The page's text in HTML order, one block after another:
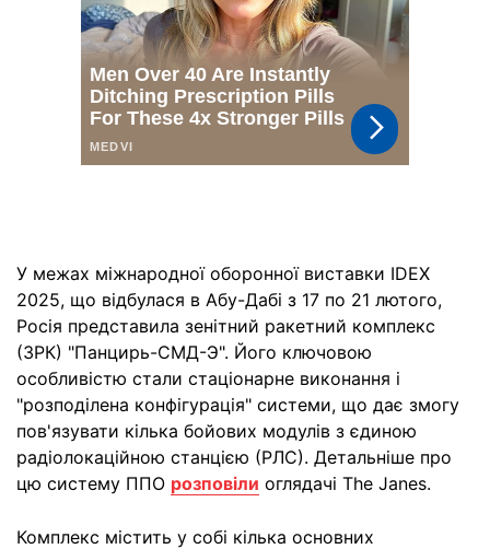
У межах міжнародної оборонної виставки IDEX
2025, що відбулася в Абу-Дабі з 17 по 21 лютого,
Росія представила зенітний ракетний комплекс
(ЗРК) "Панцирь-СМД-Э". Його ключовою
особливістю стали стаціонарне виконання і
"розподілена конфігурація" системи, що дає змогу
пов'язувати кілька бойових модулів з єдиною
радіолокаційною станцією (РЛС). Детальніше про
цю систему ППО розповіли оглядачі The Janes.
Комплекс містить у собі кілька основних